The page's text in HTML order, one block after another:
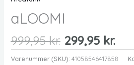
aLOOMI
999,95kr. Den
oprindelige
299,95 kr.Den
Varenummer (SKU): 41058546417858